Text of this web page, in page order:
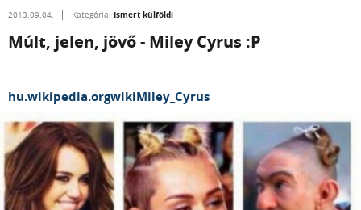
2013.09.04. Kategória: Ismert külföldi
Múlt, jelen, jövő - Miley Cyrus :P
hu.wikipedia.orgwikiMiley_Cyrus